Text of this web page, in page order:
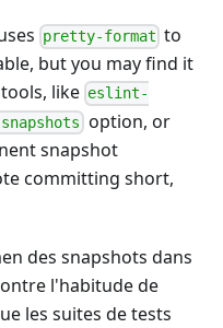
pretty-format to
but you may find it
like eslint-
option, or
snapshot
committing short,
des snapshots dans
l'habitude de
les suites de tests